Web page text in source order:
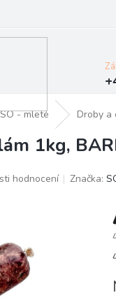
program
- mleté Droby a
1kg,
hodnocení Značka: